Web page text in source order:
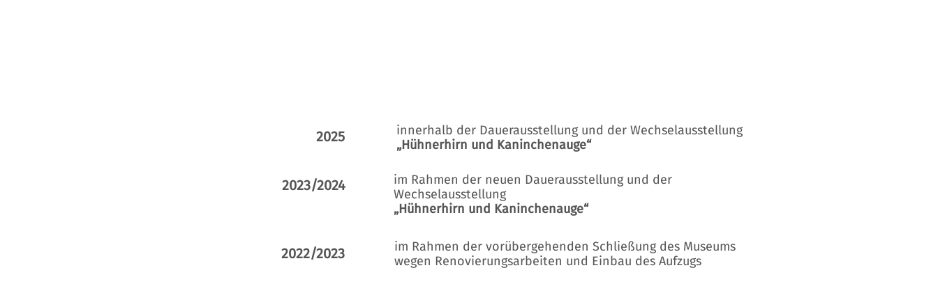
2025
innerhalb der Dauerausstellung und der Wechselausstellung
„Hühnerhirn und Kaninchenauge“
2023/2024
im Rahmen der neuen Dauerausstellung und der
Wechselausstellung
„Hühnerhirn und Kaninchenauge“
2022/2023
im Rahmen der vorübergehenden Schließung des Museums
wegen Renovierungsarbeiten und Einbau des Aufzugs